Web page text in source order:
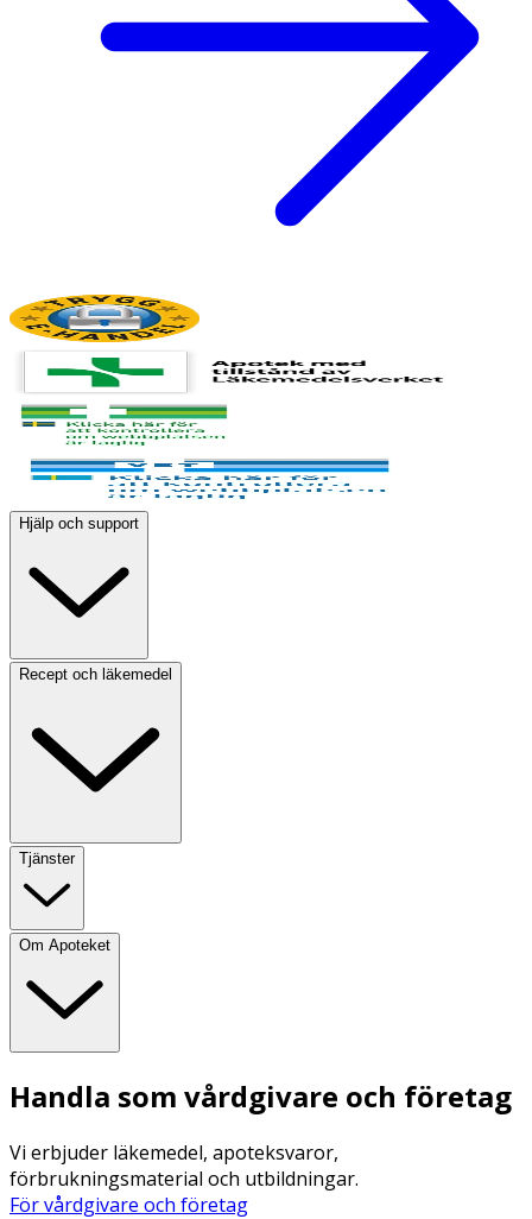
Hjälp och support
Recept och läkemedel
Tjänster
Om Apoteket
Handla som vårdgivare och företag
Vi erbjuder läkemedel, apoteksvaror,
förbrukningsmaterial och utbildningar.
För vårdgivare och företag